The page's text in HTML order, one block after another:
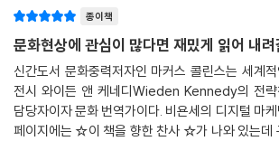
향력을 이용해 사람들을 자극할 수 있다.
저자는 애플과 나이키, 비욘세, 파타고니아, 버드와
적인 사례들을 제시하는데, 이 중 다수는 저자가 직
사례다. 성공한 브랜드들은 치열한 경쟁 속에서도
유지한다. 그 비결은 무엇일까? 바로 ‘회중’에 주목
종이책
문화현상에 관심이 많다면 재밌게 읽어 내
신간도서 문화중력저자인 마커스 콜린스는 세계
전시 와이든 앤 케네디Wieden Kennedy의 전략
담당자이자 문화 번역가이다. 비욘세의 디지털 마
페이지에는 ☆이 책을 향한 찬사 ☆가 나와 있는데